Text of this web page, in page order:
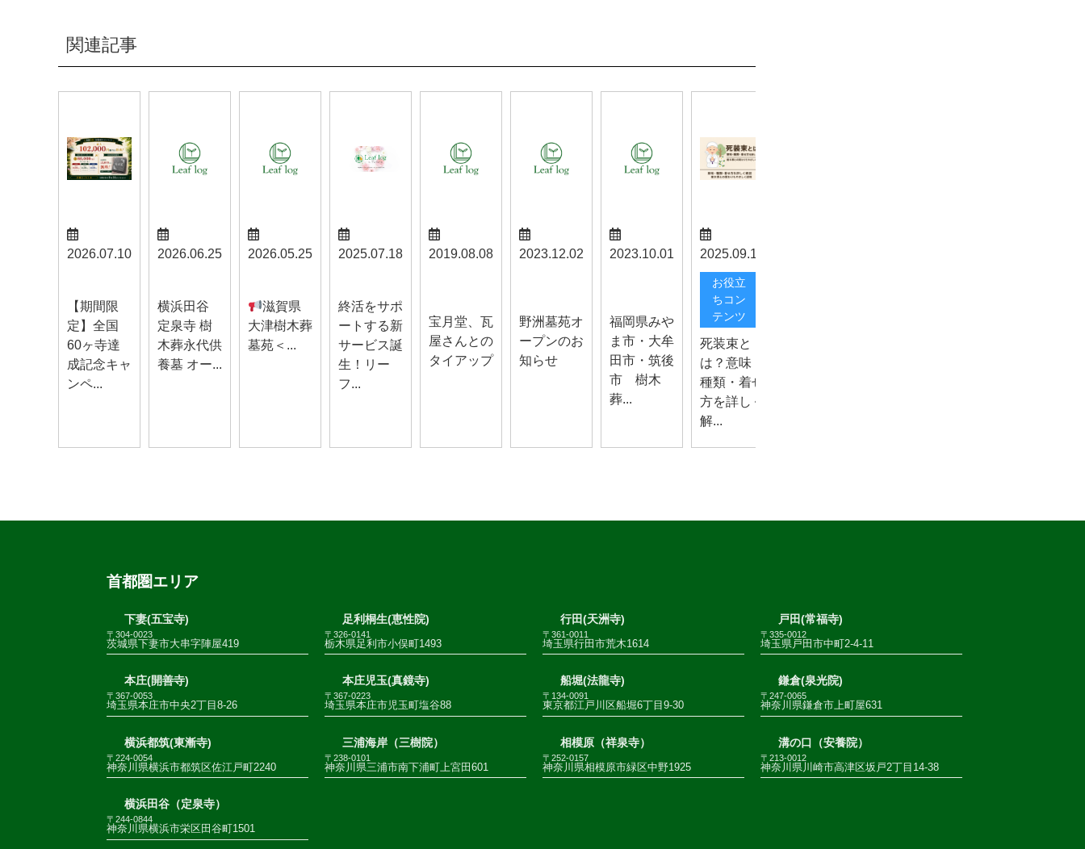
関連記事
2026.07.10
【期間限
定】全国
60ヶ寺達
成記念キャ
ンペ...
2026.06.25
横浜田谷
定泉寺 樹
木葬永代供
養墓 オー...
2026.05.25
滋賀県
大津樹木葬
墓苑＜...
2025.07.18
終活をサポ
ートする新
サービス誕
生！リー
フ...
2019.08.08
宝月堂、瓦
屋さんとの
タイアップ
2023.12.02
野洲墓苑オ
ープンのお
知らせ
2023.10.01
福岡県みや
ま市・大牟
田市・筑後
市 樹木
葬...
2025.09.12
お役立
ちコン
テンツ
死装束と
は？意味・
種類・着せ
方を詳しく
解...
首都圏エリア
下妻(五宝寺)
〒304-0023
茨城県下妻市大串字陣屋419
足利桐生(恵性院)
〒326-0141
栃木県足利市小俣町1493
行田(天洲寺)
〒361-0011
埼玉県行田市荒木1614
戸田(常福寺)
〒335-0012
埼玉県戸田市中町2-4-11
本庄(開善寺)
〒367-0053
埼玉県本庄市中央2丁目8-26
本庄児玉(真鏡寺)
〒367-0223
埼玉県本庄市児玉町塩谷88
船堀(法龍寺)
〒134-0091
東京都江戸川区船堀6丁目9-30
鎌倉(泉光院)
〒247-0065
神奈川県鎌倉市上町屋631
横浜都筑(東漸寺)
〒224-0054
神奈川県横浜市都筑区佐江戸町2240
三浦海岸（三樹院）
〒238-0101
神奈川県三浦市南下浦町上宮田601
相模原（祥泉寺）
〒252-0157
神奈川県相模原市緑区中野1925
溝の口（安養院）
〒213-0012
神奈川県川崎市高津区坂戸2丁目14-38
横浜田谷（定泉寺）
〒244-0844
神奈川県横浜市栄区田谷町1501